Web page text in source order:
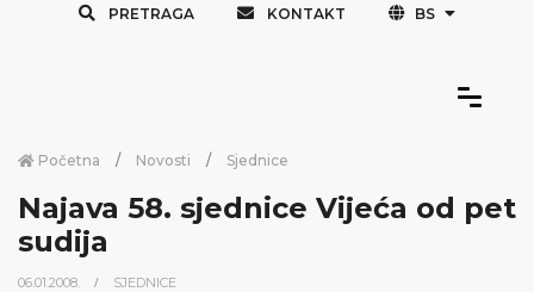
PRETRAGA KONTAKT BS
Početna Novosti Sjednice
Najava 58. sjednice Vijeća od pet
sudija
06.01.2008. SJEDNICE